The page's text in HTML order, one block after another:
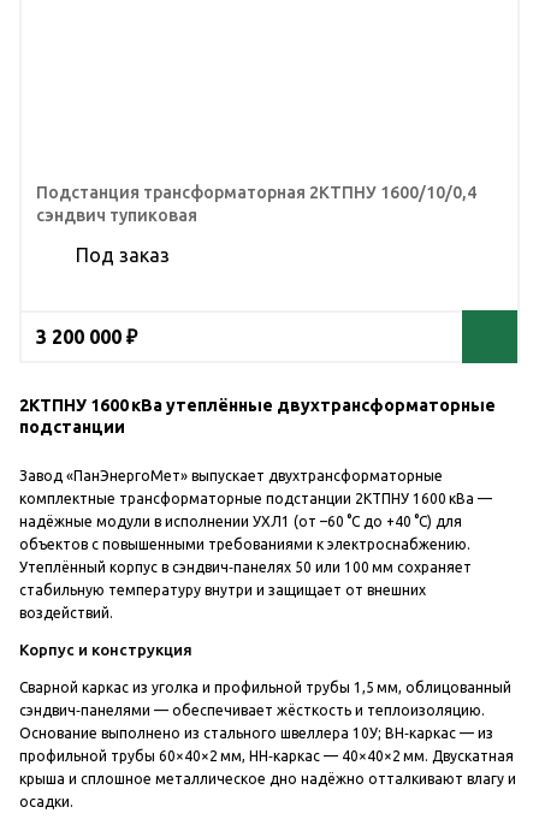
Подстанция трансформаторная 2КТПНУ 1600/10/0,4
сэндвич тупиковая
Под заказ
3 200 000 ₽
2КТПНУ 1600 кВа утеплённые двухтрансформаторные
подстанции
Завод «ПанЭнергоМет» выпускает двухтрансформаторные
комплектные трансформаторные подстанции 2КТПНУ 1600 кВа —
надёжные модули в исполнении УХЛ1 (от –60 °C до +40 °C) для
объектов с повышенными требованиями к электроснабжению.
Утеплённый корпус в сэндвич‑панелях 50 или 100 мм сохраняет
стабильную температуру внутри и защищает от внешних
воздействий.
Корпус и конструкция
Сварной каркас из уголка и профильной трубы 1,5 мм, облицованный
сэндвич‑панелями — обеспечивает жёсткость и теплоизоляцию.
Основание выполнено из стального швеллера 10У; ВН‑каркас — из
профильной трубы 60×40×2 мм, НН‑каркас — 40×40×2 мм. Двускатная
крыша и сплошное металлическое дно надёжно отталкивают влагу и
осадки.